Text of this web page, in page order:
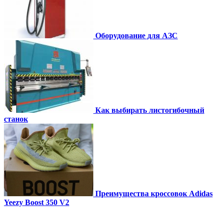
Оборудование для АЗС
Как выбирать листогибочный
станок
Преимущества кроссовок Adidas
Yeezy Boost 350 V2